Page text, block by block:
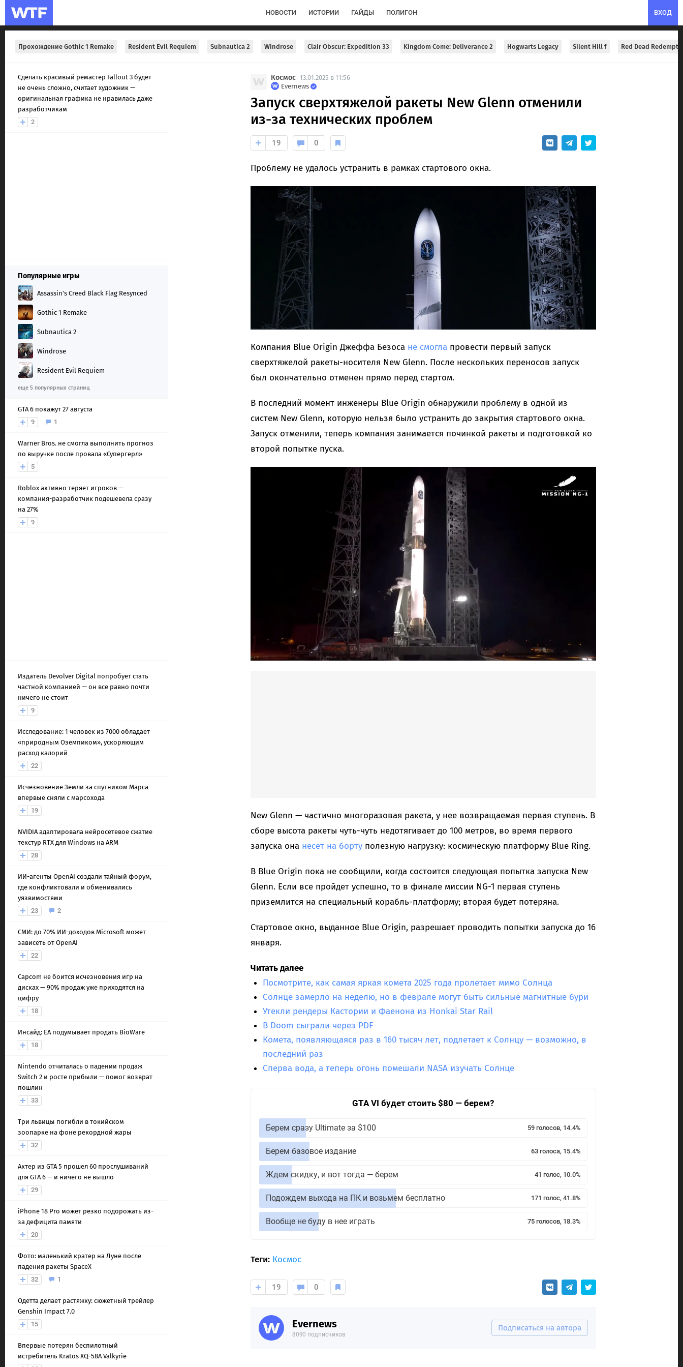
ВХОД
НОВОСТИ ИСТОРИИ ГАЙДЫ ПОЛИГОН
Прохождение Gothic 1 Remake Resident Evil Requiem Subnautica 2 Windrose Clair Obscur: Expedition 33 Kingdom Come: Deliverance 2 Hogwarts Legacy Silent Hill f Red Dead
Сделать красивый ремастер Fallout 3 будет
не очень сложно, считает художник —
оригинальная графика не нравилась даже
разработчикам
2
Популярные игры
Assassin's Creed Black Flag Resynced
Gothic 1 Remake
Subnautica 2
Windrose
Resident Evil Requiem
еще 5 популярных страниц
GTA 6 покажут 27 августа
9
1
Warner Bros. не смогла выполнить прогноз
по выручке после провала «Супергерл»
5
Roblox активно теряет игроков —
компания-разработчик подешевела сразу
на 27%
9
Издатель Devolver Digital попробует стать
частной компанией — он все равно почти
ничего не стоит
9
Исследование: 1 человек из 7000 обладает
«природным Оземпиком», ускоряющим
расход калорий
22
Исчезновение Земли за спутником Марса
впервые сняли с марсохода
19
NVIDIA адаптировала нейросетевое сжатие
текстур RTX для Windows на ARM
28
ИИ-агенты OpenAI создали тайный форум,
где конфликтовали и обменивались
уязвимостями
23
2
СМИ: до 70% ИИ-доходов Microsoft может
зависеть от OpenAI
22
Capcom не боится исчезновения игр на
дисках — 90% продаж уже приходятся на
цифру
18
Инсайд: EA подумывает продать BioWare
18
Nintendo отчиталась о падении продаж
Switch 2 и росте прибыли — помог возврат
пошлин
33
Три львицы погибли в токийском
зоопарке на фоне рекордной жары
32
Актер из GTA 5 прошел 60 прослушиваний
для GTA 6 — и ничего не вышло
29
iPhone 18 Pro может резко подорожать из-
за дефицита памяти
20
Фото: маленький кратер на Луне после
падения ракеты SpaceX
32
1
Одетта делает растяжку: сюжетный трейлер
Genshin Impact 7.0
15
Впервые потерян беспилотный
истребитель Kratos XQ-58A Valkyrie
Космос
13.01.2025 в 11:56
Evernews
Запуск сверхтяжелой ракеты New Glenn отменили
из-за технических проблем
19 0
Проблему не удалось устранить в рамках стартового окна.
Компания Blue Origin Джеффа Безоса не смоглапровести первый запуск
сверхтяжелой ракеты-носителя New Glenn. После нескольких переносов запуск
был окончательно отменен прямо перед стартом.
В последний момент инженеры Blue Origin обнаружили проблему в одной из
систем New Glenn, которую нельзя было устранить до закрытия стартового окна.
Запуск отменили, теперь компания занимается починкой ракеты и подготовкой ко
второй попытке пуска.
New Glenn — частично многоразовая ракета, у нее возвращаемая первая ступень. В
сборе высота ракеты чуть-чуть недотягивает до 100 метров, во время первого
запуска она несет на бортуполезную нагрузку: космическую платформу Blue Ring.
В Blue Origin пока не сообщили, когда состоится следующая попытка запуска New
Glenn. Если все пройдет успешно, то в финале миссии NG-1 первая ступень
приземлится на специальный корабль-платформу; вторая будет потеряна.
Стартовое окно, выданное Blue Origin, разрешает проводить попытки запуска до 16
января.
Читать далее
Посмотрите, как самая яркая комета 2025 года пролетает мимо Солнца
Солнце замерло на неделю, но в феврале могут быть сильные магнитные бури
Утекли рендеры Кастории и Фаенона из Honkai Star Rail
В Doom сыграли через PDF
Комета, появляющаяся раз в 160 тысяч лет, подлетает к Солнцу — возможно, в
последний раз
Сперва вода, а теперь огонь помешали NASA изучать Солнце
GTA VI будет стоить $80 — берем?
Берем сразу Ultimate за $100 59 голосов, 14.4%
Берем базовое издание 63 голоса, 15.4%
Ждем скидку, и вот тогда — берем 41 голос, 10.0%
Подождем выхода на ПК и возьмем бесплатно 171 голос, 41.8%
Вообще не буду в нее играть 75 голосов, 18.3%
Теги: Космос
19 0
Evernews
8090 подписчиков
Подписаться на автора